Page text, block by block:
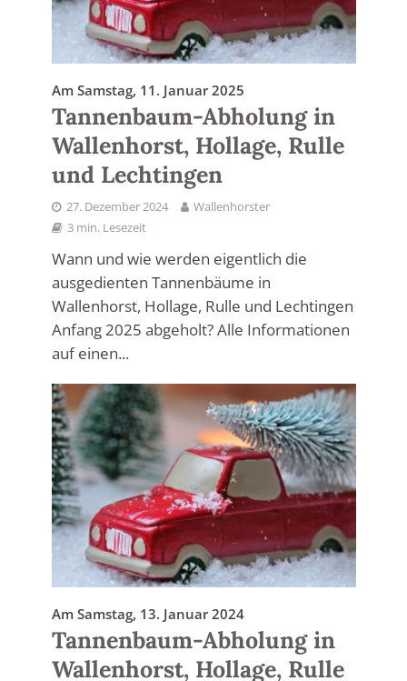
Am Samstag, 11. Januar 2025
Tannenbaum-Abholung in
Wallenhorst, Hollage, Rulle
und Lechtingen
27. Dezember 2024
Wallenhorster
3 min. Lesezeit
Wann und wie werden eigentlich die
ausgedienten Tannenbäume in
Wallenhorst, Hollage, Rulle und Lechtingen
Anfang 2025 abgeholt? Alle Informationen
auf einen...
Am Samstag, 13. Januar 2024
Tannenbaum-Abholung in
Wallenhorst, Hollage, Rulle